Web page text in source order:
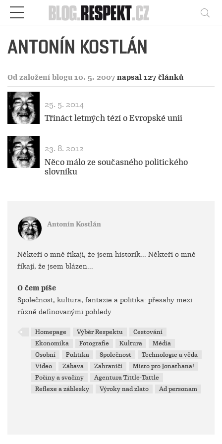
Respekt
ANTONÍN KOSTLÁN
Od založení blogu 10. 5. 2007 napsal 127 článků
25. 5. 2014
Třináct letmých tézí o Evropské unii
23. 8. 2012
Něco málo ze současného politického
slovníku
Antonín Kostlán
Někteří o mně říkají, že jsem historik... Někteří o mně
říkají, že jsem blázen...
O čem píše
Společnost, kultura, fantazie a politika: přesahy mezi
různě definovanými pohledy
Homepage Výběr Respektu
Cestování
Ekonomika
Fotografie Kultura
Média
Osobní
Politika Společnost
Technologie a věda
Video
Zábava Zahraničí
Místo pro Jonathana!
Počiny a svačiny
Agentura Tittle-Tattle
Reflexe a záblesky
Výroky nad zlato Ad personam